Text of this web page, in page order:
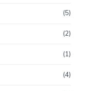
(5)
(2)
(1)
(4)